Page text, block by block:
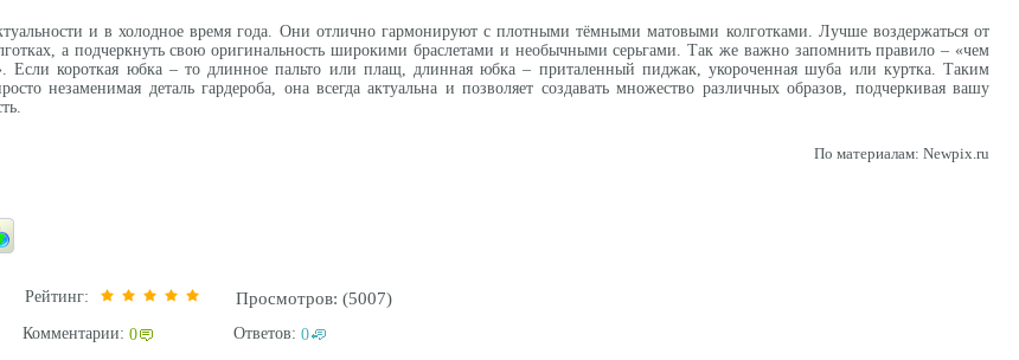
и в холодное время года. Они отлично гармонируют с плотными тёмными матовыми колготками. Лучше воздержаться от
а подчеркнуть свою оригинальность широкими браслетами и необычными серьгами. Так же важно запомнить правило – «чем
Если короткая юбка – то длинное пальто или плащ, длинная юбка – приталенный пиджак, укороченная шуба или куртка. Таким
незаменимая деталь гардероба, она всегда актуальна и позволяет создавать множество различных образов, подчеркивая вашу
По материалам: Newpix.ru
Рейтинг: Просмотров: (5007)
Комментарии: 0 Ответов: 0